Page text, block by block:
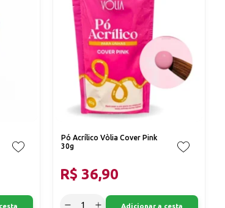
Pó Acrílico Vòlia Cover Pink
30g
R$ 36,90
Adicionar a cesta